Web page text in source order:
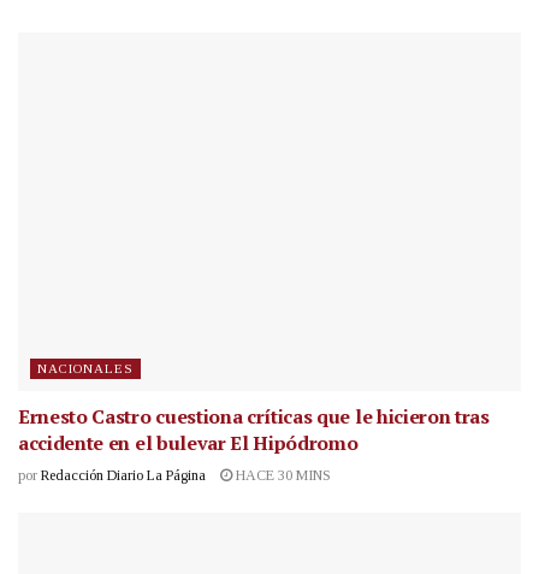
NACIONALES
Ernesto Castro cuestiona críticas que le hicieron tras
accidente en el bulevar El Hipódromo
por Redacción Diario La Página HACE 30 MINS